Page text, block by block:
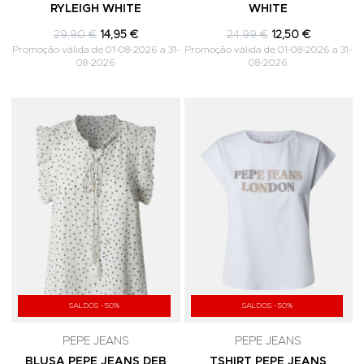
RYLEIGH WHITE
29,90 € 14,95 €
Promoção válida de 01-08-2026 a 31-
08-2026
WHITE
24,99 € 12,50 €
Promoção válida de 01-08-2026 a 31-
08-2026
SALDOS -50%
PEPE JEANS
BLUSA PEPE JEANS DEB
SALDOS -50%
PEPE JEANS
TSHIRT PEPE JEANS